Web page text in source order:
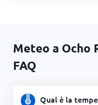
Meteo a Ocho
FAQ
Qual è la